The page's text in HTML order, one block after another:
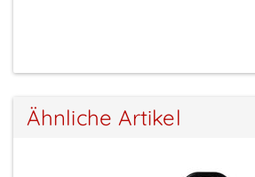
Ähnliche Artikel